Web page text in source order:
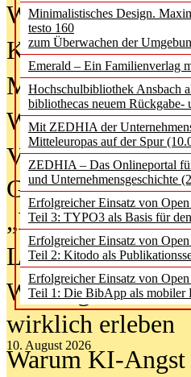
Minimalistisches Design.
testo 160
zum Überwachen der
Emerald – Ein Familienverlag
Hochschulbibliothek Ansbach
bibliothecas neuem
Mit ZEDHIA der
Mitteleuropas auf der Spur
ZEDHIA – Das Onlineportal
und Unternehmensgeschichte
Erfolgreicher Einsatz von
Teil 3: TYPO3 als Basis für
Erfolgreicher Einsatz von
Teil 2: Kitodo als
Erfolgreicher Einsatz von
Teil 1: Die BibApp als mobiler
10. August 2026
Was
Kinder in der
Metadaten als
Wenn Bots
Von
Geisterjagd-
„Library of
Lesen als
Wie Jugendliche
wirklich erleben
Warum KI-Angst